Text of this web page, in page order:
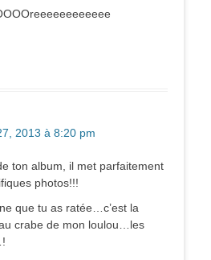
2013 à 8:20 pm
ton album, il met parfaitement
photos!!!
que tu as ratée…c’est la
crabe de mon loulou…les